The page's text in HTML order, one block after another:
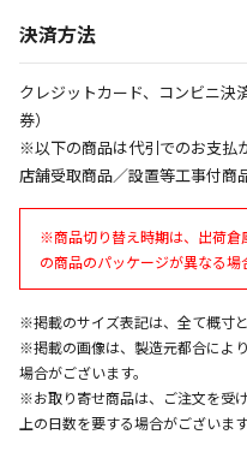
生する場合がござ
決済方法
クレジットカード、コンビニ決
券）
※以下の商品は代引でのお支払
店舗受取商品／設置等工事付商
※商品切り替え時期は、出荷倉
の商品のパッケージが異なる場
※掲載のサイズ表記は、全て概寸と
※掲載の画像は、製造元都合によ
場合がございます。
※お取り寄せ商品は、ご注文を受
上の日数を要する場合がございます